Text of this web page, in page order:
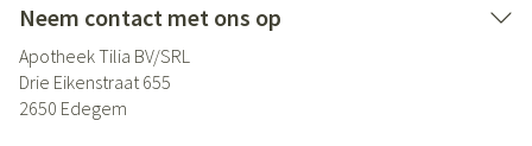
Neem contact met ons op
Apotheek Tilia BV/SRL
Drie Eikenstraat 655
2650 Edegem